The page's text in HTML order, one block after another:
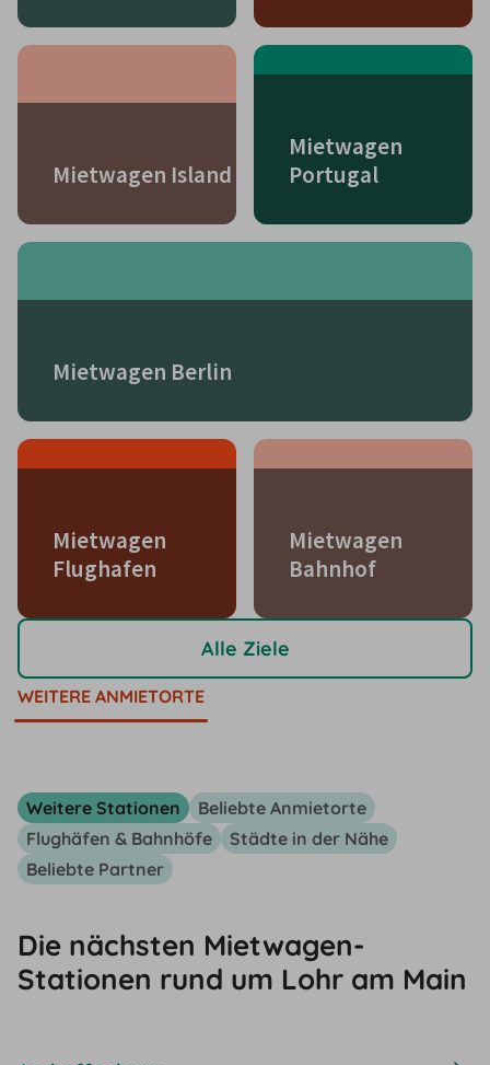
Mietwagen Island
Mietwagen
Portugal
Mietwagen Berlin
Mietwagen
Flughafen
Mietwagen
Bahnhof
Alle Ziele
WEITERE ANMIETORTE
Weitere Stationen
Beliebte Anmietorte
Flughäfen & Bahnhöfe
Städte in der Nähe
Beliebte Partner
Die nächsten Mietwagen-
Stationen rund um Lohr am Main